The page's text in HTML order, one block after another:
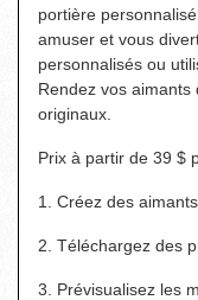
portière
amuser et vous
personnalisés ou
Rendez vos
originaux.
Prix à partir de 39 $
1. Créez des
2. Téléchargez des
3. Prévisualisez les